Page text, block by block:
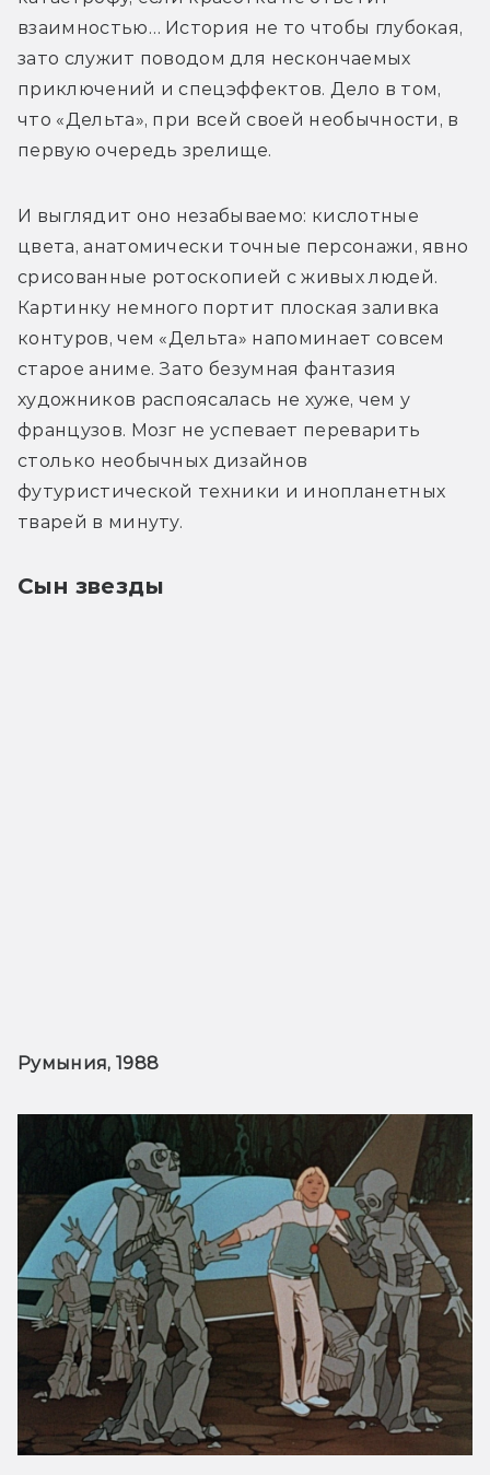
взаимностью… История не то чтобы глубокая,
зато служит поводом для нескончаемых
приключений и спецэффектов. Дело в том,
что «Дельта», при всей своей необычности, в
первую очередь зрелище.
И выглядит оно незабываемо: кислотные
цвета, анатомически точные персонажи, явно
срисованные ротоскопией с живых людей.
Картинку немного портит плоская заливка
контуров, чем «Дельта» напоминает совсем
старое аниме. Зато безумная фантазия
художников распоясалась не хуже, чем у
французов. Мозг не успевает переварить
столько необычных дизайнов
футуристической техники и инопланетных
тварей в минуту.
Сын звезды
Румыния, 1988